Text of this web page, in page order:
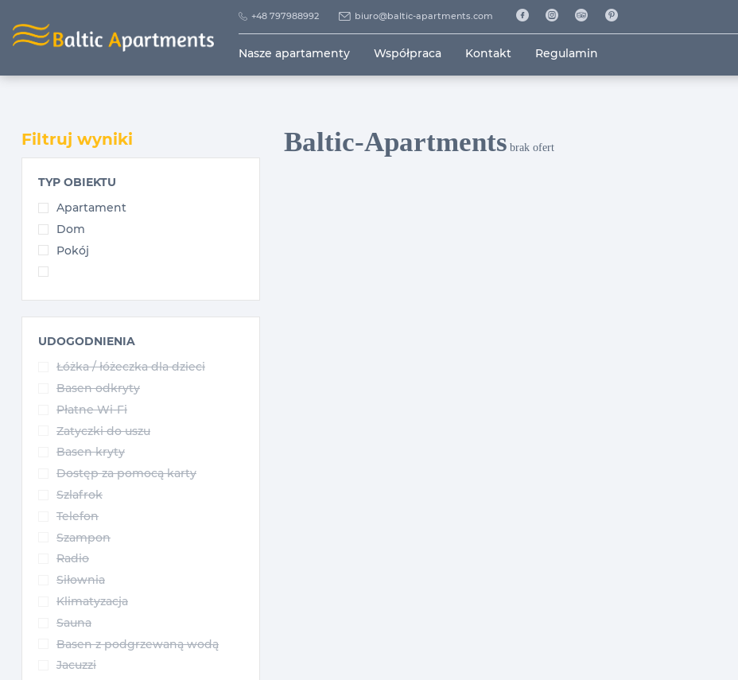
+48 797988992 biuro@baltic-apartments.com
Nasze apartamenty Współpraca Kontakt Regulamin
Filtruj wyniki
TYP OBIEKTU
Apartament
Dom
Pokój
UDOGODNIENIA
Łóżka / łóżeczka dla dzieci
Basen odkryty
Płatne Wi-Fi
Zatyczki do uszu
Basen kryty
Dostęp za pomocą karty
Szlafrok
Telefon
Szampon
Radio
Siłownia
Klimatyzacja
Sauna
Basen z podgrzewaną wodą
Jacuzzi
Baltic-Apartments brak ofert